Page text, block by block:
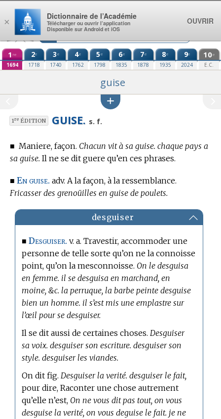
Aller au contenu
1 re
1694
2e
1718
3e
1740
4e
1762
5e
1798
6e
1835
7e
1878
8e
1935
9e
2024
10e
E.C.
guise
1reÉDITION GUISE. s. f.
■ Maniere, façon. Chacun vit à sa guise. chaque pays a
sa guise. Il ne se dit guere qu’en ces phrases.
■ En guise. adv. A la façon, à la ressemblance.
Fricasser des grenoüilles en guise de poulets.
desguiser
■Desguiser. v. a. Travestir, accommoder une
personne de telle sorte qu’on ne la connoisse
point, qu’on la mesconnoisse. On le desguisa
en femme. il se desguisa en marchand, en
moine, &c. la perruque, la barbe peinte desguise
bien un homme. il s’est mis une emplastre sur
l’œil pour se desguiser.
Il se dit aussi de certaines choses. Desguiser
sa voix. desguiser son escriture. desguiser son
style. desguiser les viandes.
On dit fig. Desguiser la verité. desguiser le fait,
pour dire, Raconter une chose autrement
qu’elle n’est, On ne vous dit pas tout, on vous
desguise la verité, on vous deguise le fait. je ne
×
Dictionnaire de l’Académie
Télécharger ou ouvrir l’application
Disponible sur Android et iOS
OUVRIR